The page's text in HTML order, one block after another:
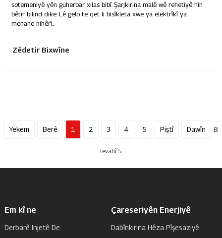
sotemeniyê yên guherbar xilas bibî. Şarjkirina malê wê rehetiyê hîn
bêtir bilind dike. Lê gelo te qet li bisîkleta xwe ya elektrîkî ya
mehane nihêrî...
Zêdetir Bixwîne
Yekem Berê 1 2 3 4 5 Piştî Dawîn Bi
tevahî 5
Em kî ne
Derbarê Injetê De
Çareseriyên Enerjiyê
Dabînkirina Hêza Pîşesaziyê